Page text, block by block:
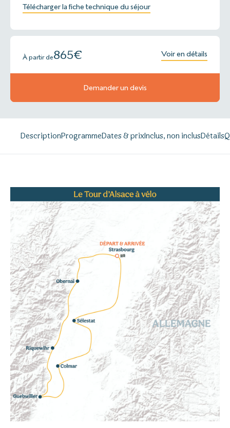
Télécharger la fiche technique du séjour
À partir de865€ Voir en détails
Demander un devis
DescriptionProgrammeDates & prixInclus, non inclusDétails